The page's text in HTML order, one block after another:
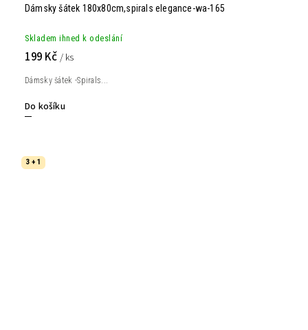
Dámsky šátek 180x80cm,spirals elegance-wa-165
Skladem ihned k odeslání
199 Kč / ks
Do košíku
Dámsky šátek -Spirals...
3 + 1